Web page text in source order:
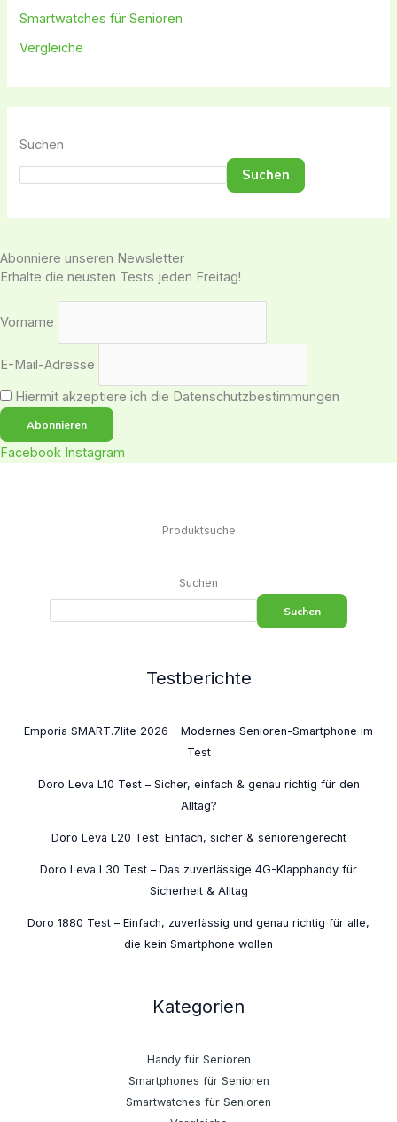
Smartwatches für Senioren
Vergleiche
Suchen
Suchen
Abonniere unseren Newsletter
Erhalte die neusten Tests jeden Freitag!
Vorname
E-Mail-Adresse
Hiermit akzeptiere ich die Datenschutzbestimmungen
Facebook Instagram
Produktsuche
Suchen
Suchen
Testberichte
Emporia SMART.7lite 2026 – Modernes Senioren-Smartphone im
Test
Doro Leva L10 Test – Sicher, einfach & genau richtig für den
Alltag?
Doro Leva L20 Test: Einfach, sicher & seniorengerecht
Doro Leva L30 Test – Das zuverlässige 4G-Klapphandy für
Sicherheit & Alltag
Doro 1880 Test – Einfach, zuverlässig und genau richtig für alle,
die kein Smartphone wollen
Kategorien
Handy für Senioren
Smartphones für Senioren
Smartwatches für Senioren